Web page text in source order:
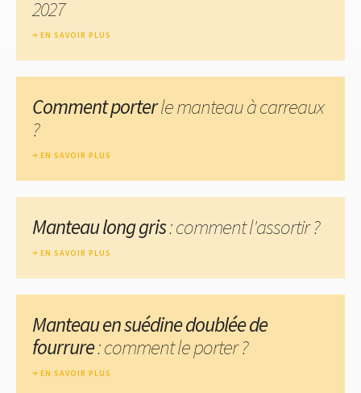
2027
EN SAVOIR PLUS
Comment porterle manteau à carreaux
?
EN SAVOIR PLUS
Manteau long gris: comment l'assortir ?
EN SAVOIR PLUS
Manteau en suédine doublée de
fourrure: comment le porter ?
EN SAVOIR PLUS